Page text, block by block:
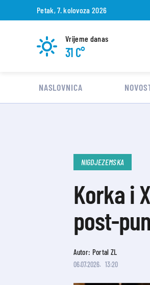
Petak, 7. kolovoza 2026
Vrijeme danas
31 C°
NASLOVNICA
NIGDJEZEMSKA
Korka i
post-
Autor: Portal ZL
06.07.2026. 13:20